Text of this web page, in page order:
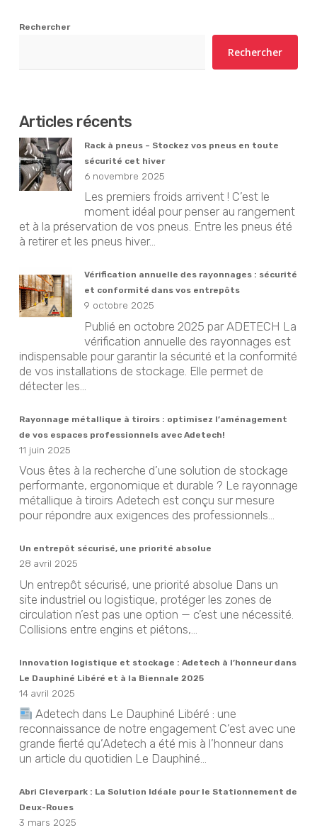
Rechercher
Rechercher
Articles récents
Rack à pneus – Stockez vos pneus en toute
sécurité cet hiver
6 novembre 2025
Les premiers froids arrivent ! C’est le
moment idéal pour penser au rangement
et à la préservation de vos pneus. Entre les pneus été
à retirer et les pneus hiver...
Vérification annuelle des rayonnages : sécurité
et conformité dans vos entrepôts
9 octobre 2025
Publié en octobre 2025 par ADETECH La
vérification annuelle des rayonnages est
indispensable pour garantir la sécurité et la conformité
de vos installations de stockage. Elle permet de
détecter les...
Rayonnage métallique à tiroirs : optimisez l’aménagement
de vos espaces professionnels avec Adetech!
11 juin 2025
Vous êtes à la recherche d’une solution de stockage
performante, ergonomique et durable ? Le rayonnage
métallique à tiroirs Adetech est conçu sur mesure
pour répondre aux exigences des professionnels...
Un entrepôt sécurisé, une priorité absolue
28 avril 2025
Un entrepôt sécurisé, une priorité absolue Dans un
site industriel ou logistique, protéger les zones de
circulation n’est pas une option — c’est une nécessité.
Collisions entre engins et piétons,...
Innovation logistique et stockage : Adetech à l’honneur dans
Le Dauphiné Libéré et à la Biennale 2025
14 avril 2025
Adetech dans Le Dauphiné Libéré : une
reconnaissance de notre engagement C’est avec une
grande fierté qu’Adetech a été mis à l’honneur dans
un article du quotidien Le Dauphiné...
Abri Cleverpark : La Solution Idéale pour le Stationnement de
Deux-Roues
3 mars 2025